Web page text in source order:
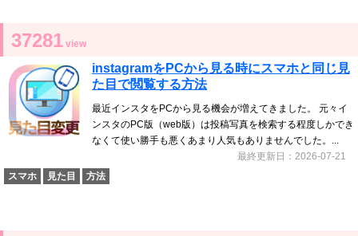
37281 view
instagramをPCから見る時にスマホと同じ見
た目で閲覧する方法
最近インスタをPCから見る機会が増えてきました。 元々イ
ンスタのPC版（web版）は投稿写真を検索する程度しかでき
なくて使い勝手も悪くあまり人気もありませんでした。...
最終更新日：2026-07-21
スマホ
見た目 方法